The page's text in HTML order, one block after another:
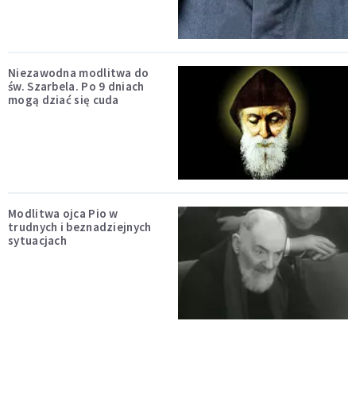
Niezawodna modlitwa do
św. Szarbela. Po 9 dniach
mogą dziać się cuda
Modlitwa ojca Pio w
trudnych i beznadziejnych
sytuacjach